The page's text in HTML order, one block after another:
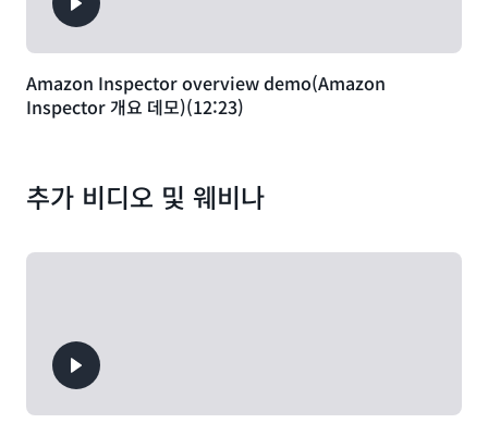
Amazon Inspector overview demo(Amazon
Inspector 개요 데모)(12:23)
추가 비디오 및 웨비나